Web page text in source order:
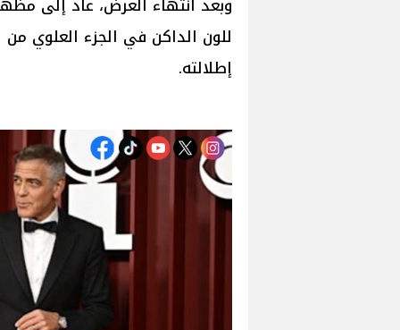
وبعد انتهاء العرض، عاد إلى
للون الداكن في الجزء العلوي
إطلالته.